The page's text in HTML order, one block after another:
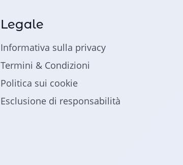
Legale
Informativa sulla privacy
Termini & Condizioni
Politica sui cookie
Esclusione di responsabilità